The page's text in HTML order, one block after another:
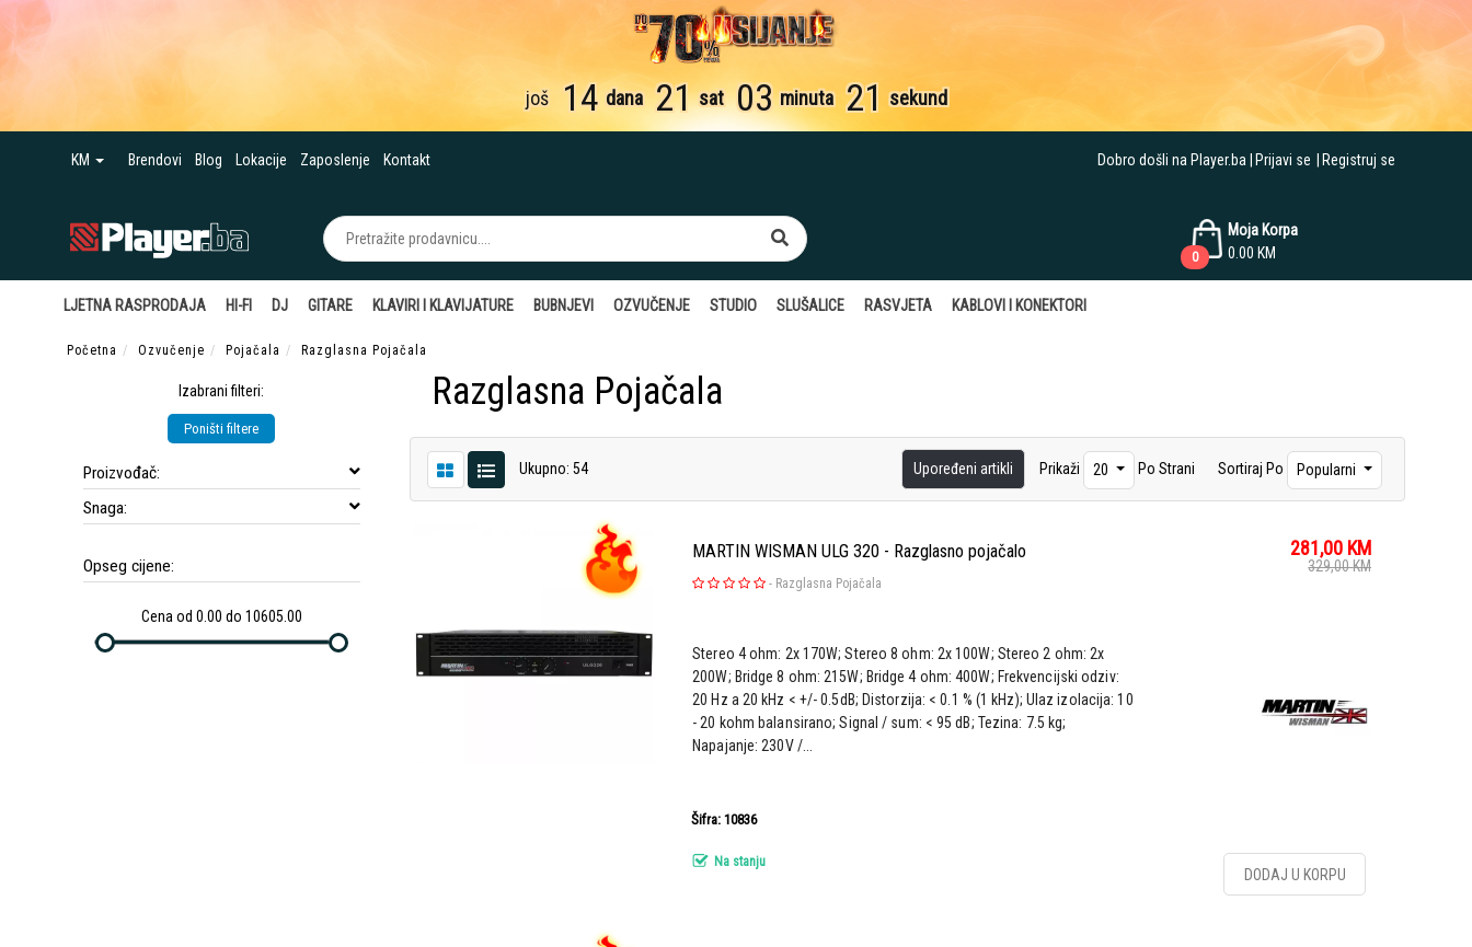
još 14 dana 21 sat 03 minuta 21 sekund
KM Brendovi Blog Lokacije Zaposlenje Kontakt Dobro došli na Player.ba Prijavi se Registruj se
Moja Korpa
0.00 KM
0
LJETNA RASPRODAJA HI-FI DJ GITARE KLAVIRI I KLAVIJATURE BUBNJEVI OZVUČENJE STUDIO SLUŠALICE RASVJETA KABLOVI I KONEKTORI
Početna Ozvučenje Pojačala Razglasna Pojačala
Izabrani filteri:
Poništi filtere
Proizvođač:
Snaga:
Opseg cijene:
Cena od 0.00 do 10605.00
Razglasna Pojačala
Ukupno: 54 Upoređeni artikli Prikaži 20 Po Strani Sortiraj Po Popularni
MARTIN WISMAN ULG 320 - Razglasno pojačalo
- Razglasna Pojačala
281,00 KM
329,00KM
Stereo 4 ohm: 2x 170W; Stereo 8 ohm: 2x 100W; Stereo 2 ohm: 2x
200W; Bridge 8 ohm: 215W; Bridge 4 ohm: 400W; Frekvencijski odziv:
20 Hz a 20 kHz < +/- 0.5dB; Distorzija: < 0.1 % (1 kHz); Ulaz izolacija: 10
- 20 kohm balansirano; Signal / sum: < 95 dB; Tezina: 7.5 kg;
Napajanje: 230V /...
Šifra: 10836
Na stanju
DODAJ U KORPU